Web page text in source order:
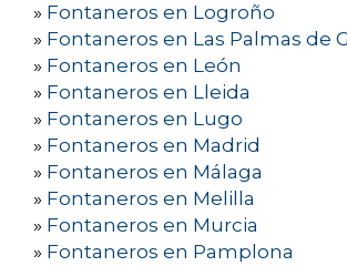
» Fontaneros en Logroño
» Fontaneros en Las Palmas de
» Fontaneros en León
» Fontaneros en Lleida
» Fontaneros en Lugo
» Fontaneros en Madrid
» Fontaneros en Málaga
» Fontaneros en Melilla
» Fontaneros en Murcia
» Fontaneros en Pamplona